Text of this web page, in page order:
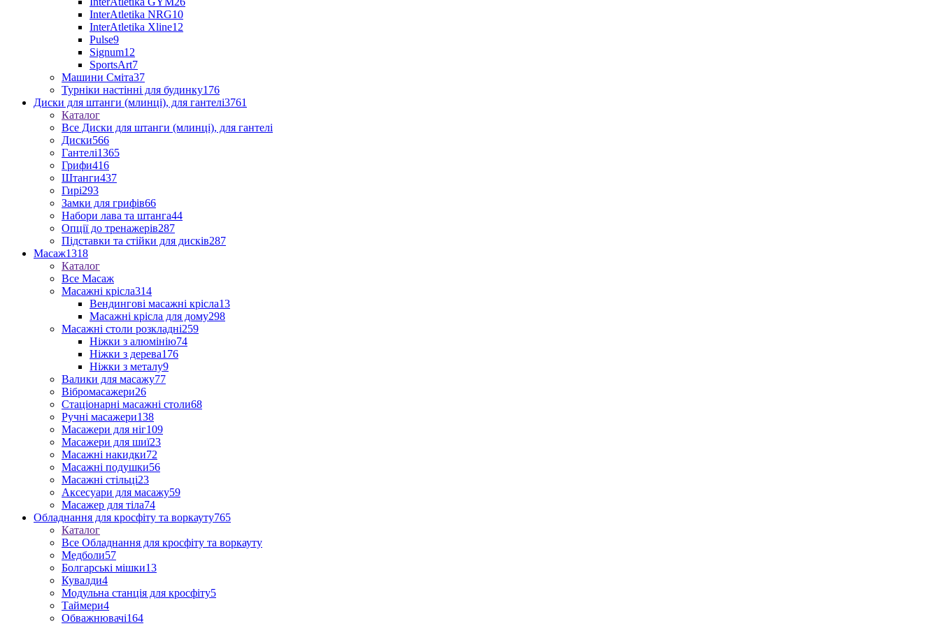
InterAtletika NRG10
InterAtletika Xline12
Pulse9
Signum12
SportsArt7
Машини Сміта37
Турніки настінні для будинку176
Диски для штанги (млинці), для гантелі3761
Каталог
Все Диски для штанги (млинці), для гантелі
Диски566
Гантелі1365
Грифи416
Штанги437
Гирі293
Замки для грифів66
Набори лава та штанга44
Опції до тренажерів287
Підставки та стійки для дисків287
Масаж1318
Каталог
Все Масаж
Масажні крісла314
Вендингові масажні крісла13
Масажні крісла для дому298
Масажні столи розкладні259
Ніжки з алюмінію74
Ніжки з дерева176
Ніжки з металу9
Валики для масажу77
Вібромасажери26
Стаціонарні масажні столи68
Ручні масажери138
Масажери для ніг109
Масажери для шиї23
Масажні накидки72
Масажні подушки56
Масажні стільці23
Аксесуари для масажу59
Масажер для тіла74
Обладнання для кросфіту та воркауту765
Каталог
Все Обладнання для кросфіту та воркауту
Медболи57
Болгарські мішки13
Кувалди4
Модульна станція для кросфіту5
Таймери4
Обважнювачі164